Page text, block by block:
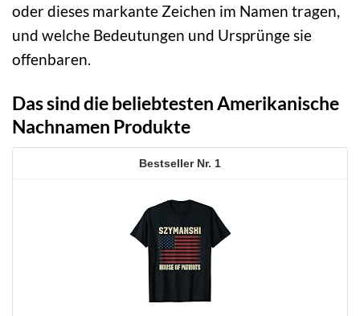
oder dieses markante Zeichen im Namen tragen,
und welche Bedeutungen und Ursprünge sie
offenbaren.
Das sind die beliebtesten Amerikanische
Nachnamen Produkte
1